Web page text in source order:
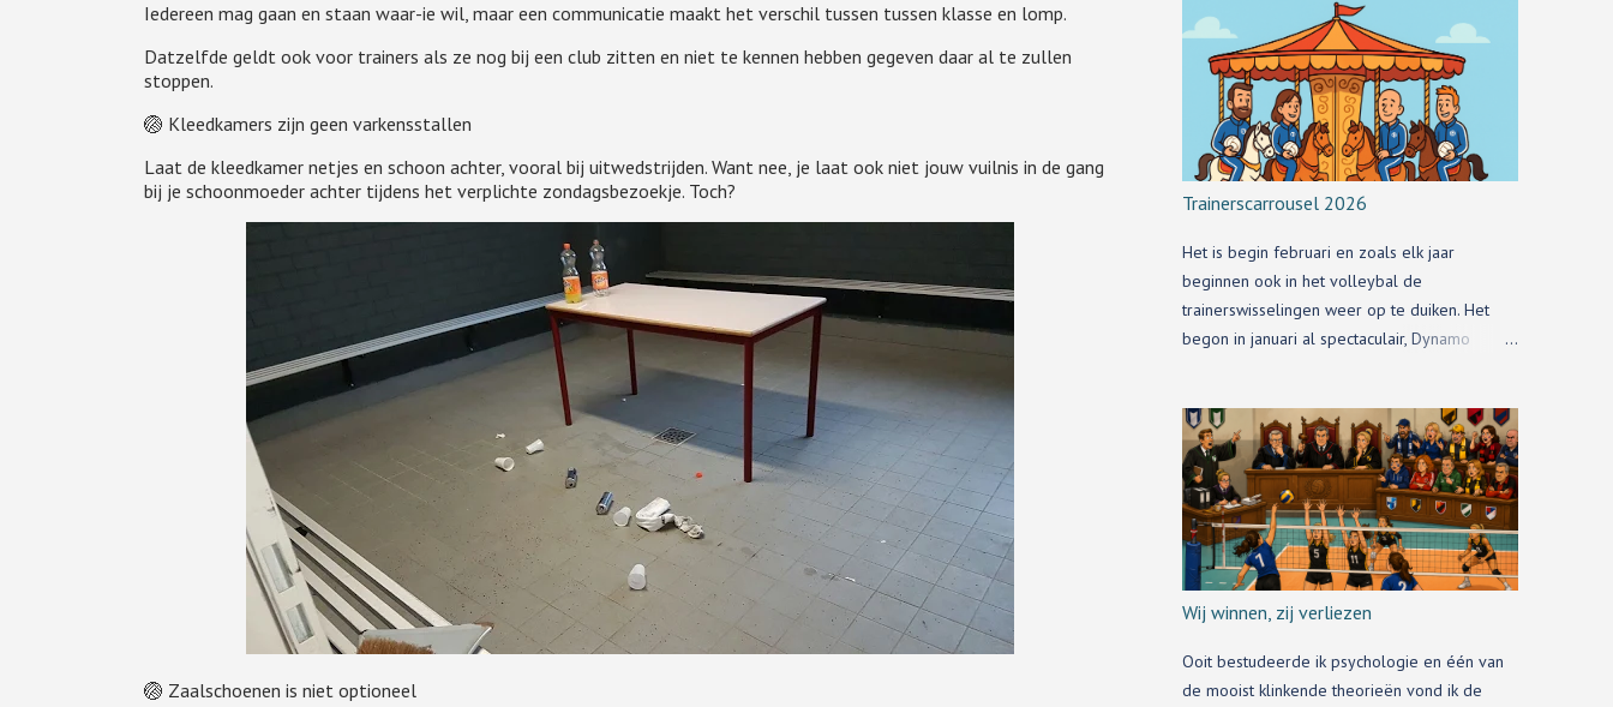
Iedereen mag gaan en staan waar-ie wil, maar een communicatie maakt het verschil tussen tussen klasse en lomp.
Datzelfde geldt ook voor trainers als ze nog bij een club zitten en niet te kennen hebben gegeven daar al te zullen
stoppen.
🏐 Kleedkamers zijn geen varkensstallen
Laat de kleedkamer netjes en schoon achter, vooral bij uitwedstrijden. Want nee, je laat ook niet jouw vuilnis in de gang
bij je schoonmoeder achter tijdens het verplichte zondagsbezoekje. Toch?
🏐 Zaalschoenen is niet optioneel
Trainerscarrousel 2026
Het is begin februari en zoals elk jaar
beginnen ook in het volleybal de
trainerswisselingen weer op te duiken. Het
begon in januari al spectaculair, Dynamo
Redbad haalt de krant nog wel, maar
amateurvolleyballand is klein, te klein, en de
andere trainerswisselingen kom je via de pers
niet te weten.
Wij winnen, zij verliezen
Ooit bestudeerde ik psychologie en één van
de mooist klinkende theorieën vond ik de